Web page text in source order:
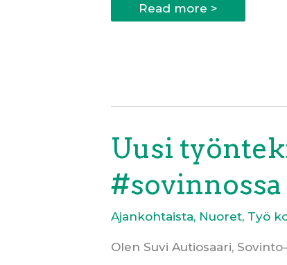
Rauhantyötä
ruohonjuuritasolla
Read more >
Uusi
Ajankohtaista, Nuoret, Työ
Olen Suvi Autiosaari,